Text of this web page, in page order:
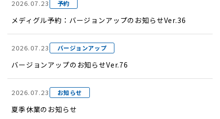
2026.07.23 予約
メディグル予約：バージョンアップのお知らせVer.36
2026.07.23 バージョンアップ
バージョンアップのお知らせVer.76
2026.07.23 お知らせ
夏季休業のお知らせ